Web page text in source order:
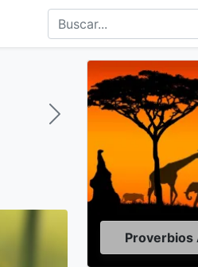
Proverbios